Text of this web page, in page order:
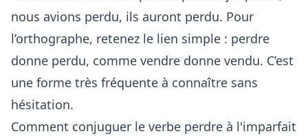
nous avions perdu, ils auront perdu. Pour
l’orthographe, retenez le lien simple : perdre
donne perdu, comme vendre donne vendu. C’est
une forme très fréquente à connaître sans
hésitation.
Comment conjuguer le verbe perdre à l'imparfait